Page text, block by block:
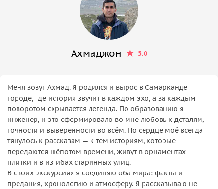
Ахмаджон 5.0
Меня зовут Ахмад. Я родился и вырос в Самарканде —
городе, где история звучит в каждом эхо, а за каждым
поворотом скрывается легенда. По образованию я
инженер, и это сформировало во мне любовь к деталям,
точности и выверенности во всём. Но сердце моё всегда
тянулось к рассказам — к тем историям, которые
передаются шёпотом времени, живут в орнаментах
плитки и в изгибах старинных улиц.
В своих экскурсиях я соединяю оба мира: факты и
предания, хронологию и атмосферу. Я рассказываю не